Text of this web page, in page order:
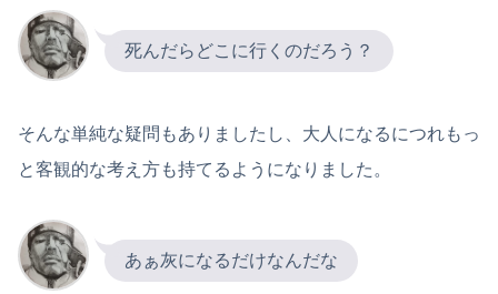
死んだらどこに行くのだろう？
そんな単純な疑問もありましたし、大人になるにつれもっ
と客観的な考え方も持てるようになりました。
あぁ灰になるだけなんだな